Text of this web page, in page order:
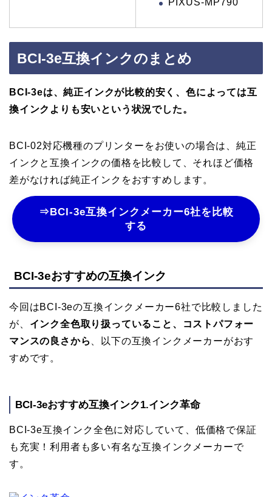
BCI-3e互換インクのまとめ
BCI-3eは、純正インクが比較的安く、色によっては互
換インクよりも安いという状況でした。
BCI-02対応機種のプリンターをお使いの場合は、純正
インクと互換インクの価格を比較して、それほど価格
差がなければ純正インクをおすすめします。
⇒BCI-3e互換インクメーカー6社を比較
する
BCI-3eおすすめの互換インク
今回はBCI-3eの互換インクメーカー6社で比較しました
が、 インク全色取り扱っていること、コストパフォー
マンスの良さから
、以下の互換インクメーカーがおす
すめです。
BCI-3eおすすめ互換インク1.インク革命
BCI-3e互換インク全色に対応していて、低価格で保証
も充実！利用者も多い有名な互換インクメーカーで
す。